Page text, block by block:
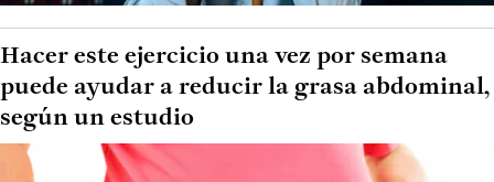
Hacer este ejercicio una vez por semana
puede ayudar a reducir la grasa abdominal,
según un estudio